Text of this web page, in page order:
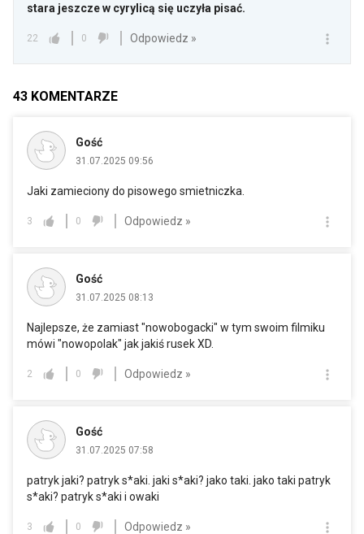
stara jeszcze w cyrylicą się uczyła pisać.
22 0 Odpowiedz »
43 KOMENTARZE
Gość
31.07.2025 09:56
Jaki zamieciony do pisowego smietniczka.
3 0 Odpowiedz »
Gość
31.07.2025 08:13
Najlepsze, że zamiast "nowobogacki" w tym swoim filmiku
mówi "nowopolak" jak jakiś rusek XD.
2 0 Odpowiedz »
Gość
31.07.2025 07:58
patryk jaki? patryk s*aki. jaki s*aki? jako taki. jako taki patryk
s*aki? patryk s*aki i owaki
3 0 Odpowiedz »